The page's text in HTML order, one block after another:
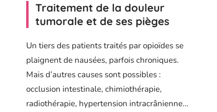
Traitement de la douleur
tumorale et de ses pièges
Un tiers des patients traités par opioïdes se
plaignent de nausées, parfois chroniques.
Mais d’autres causes sont possibles :
occlusion intestinale, chimiothérapie,
radiothérapie, hypertension intracrânienne…